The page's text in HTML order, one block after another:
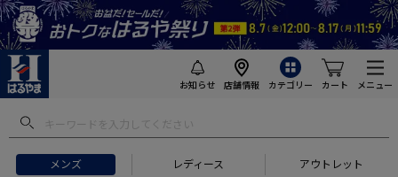
お知らせ 店舗情報 カテゴリー カート メニュー
メンズ レディース アウトレット
フトにおすすめ #セットアップ スーツ